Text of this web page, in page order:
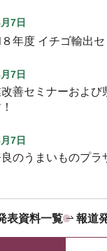
7日
年度 イチゴ輸出
7日
善セミナーおよび
7日
良のうまいものプ
表資料一覧 報道